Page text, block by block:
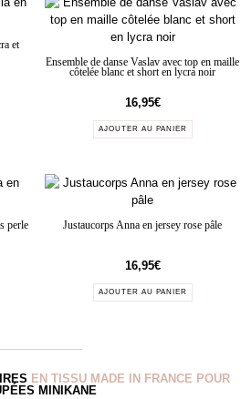
et
Ensemble de danse Vaslav avec top en maille
côtelée blanc et short en lycra noir
16,95€
AJOUTER AU PANIER
perle Justaucorps Anna en jersey rose pâle
16,95€
AJOUTER AU PANIER
EN TISSU MADE IN FRANCE POUR
MINIKANE